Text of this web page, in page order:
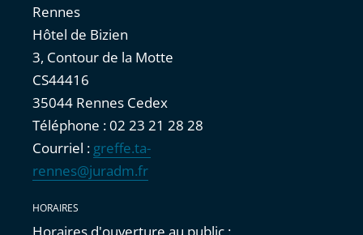
Rennes
Hôtel de Bizien
3, Contour de la Motte
CS44416
35044 Rennes Cedex
Téléphone : 02 23 21 28 28
Courriel : greffe.ta-
rennes@juradm.fr
HORAIRES